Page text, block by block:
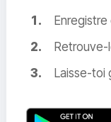
Retrouve-
Laisse-toi